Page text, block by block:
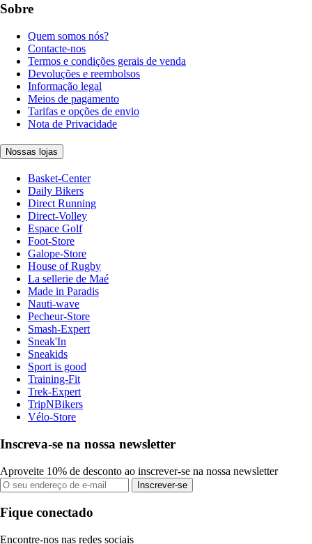
Sobre
Quem somos nós?
Contacte-nos
Termos e condições gerais de venda
Devoluções e reembolsos
Informação legal
Meios de pagamento
Tarifas e opções de envio
Nota de Privacidade
Nossas lojas
Basket-Center
Daily Bikers
Direct Running
Direct-Volley
Espace Golf
Foot-Store
Galope-Store
House of Rugby
La sellerie de Maé
Made in Paradis
Nauti-wave
Pecheur-Store
Smash-Expert
Sneak'In
Sneakids
Sport is good
Training-Fit
Trek-Expert
TripNBikers
Vélo-Store
Inscreva-se na nossa newsletter
Aproveite 10% de desconto ao inscrever-se na nossa newsletter
Inscrever-se
Fique conectado
Encontre-nos nas redes sociais